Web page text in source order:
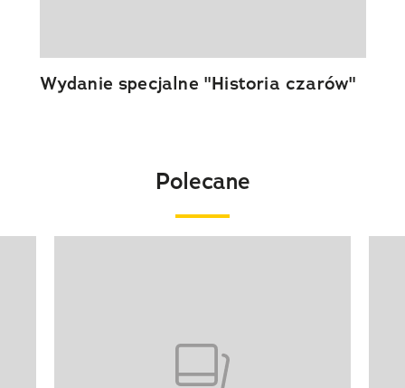
Wydanie specjalne "Historia czarów"
Polecane